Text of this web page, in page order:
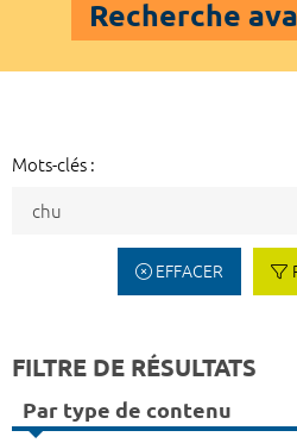
Recherche
Mots-clés :
EFFACER
FILTRE DE RÉSULTATS
Par type de contenu